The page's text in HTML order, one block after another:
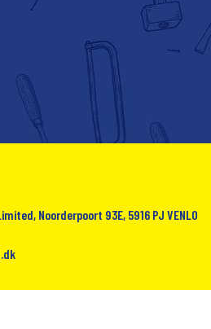
Noorderpoort 93E, 5916 PJ VENLO